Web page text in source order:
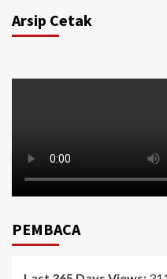
Arsip Cetak
PEMBACA